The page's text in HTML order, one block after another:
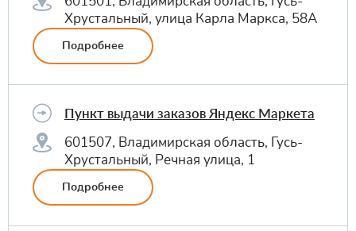
Хрустальный, улица Карла Маркса, 58А
Подробнее
Пункт выдачи заказов Яндекс Маркета
601507, Владимирская область, Гусь-
Хрустальный, Речная улица, 1
Подробнее